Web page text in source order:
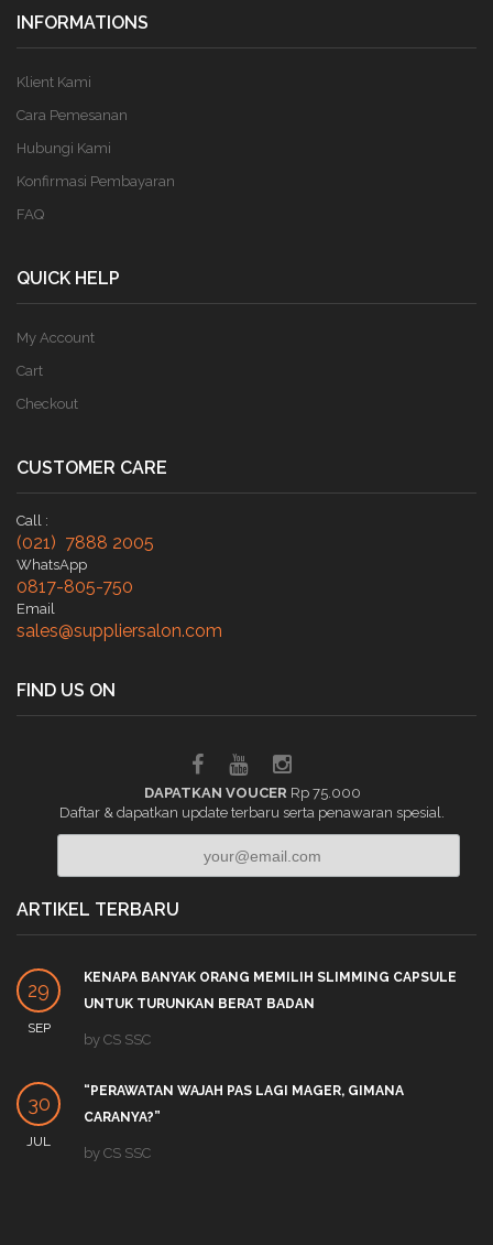
INFORMATIONS
Klient Kami
Cara Pemesanan
Hubungi Kami
Konfirmasi Pembayaran
FAQ
QUICK HELP
My Account
Cart
Checkout
CUSTOMER CARE
Call :
(021) 7888 2005
WhatsApp
0817-805-750
Email
sales@suppliersalon.com
FIND US ON
DAPATKAN VOUCER Rp 75.000
Daftar & dapatkan update terbaru serta penawaran spesial.
ARTIKEL TERBARU
29
SEP
KENAPA BANYAK ORANG MEMILIH SLIMMING CAPSULE
UNTUK TURUNKAN BERAT BADAN
by CS SSC
30
JUL
“PERAWATAN WAJAH PAS LAGI MAGER, GIMANA
CARANYA?”
by CS SSC